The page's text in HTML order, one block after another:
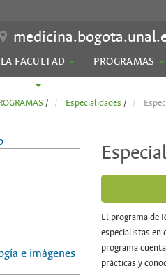
LA FACULTAD PROGRAMAS
/ Especialidades /
e imágenes
El programa de
especialistas en
programa
prácticas y